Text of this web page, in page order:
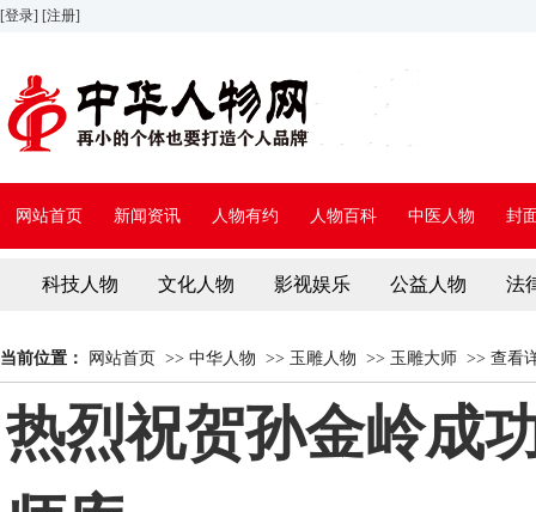
[登录] [注册]
网站首页 新闻资讯 人物有约 人物百科 中医人物 封
科技人物 文化人物 影视娱乐 公益人物 法
当前位置： 网站首页 >> 中华人物 >> 玉雕人物 >> 玉雕大师 >> 查看
热烈祝贺孙金岭成